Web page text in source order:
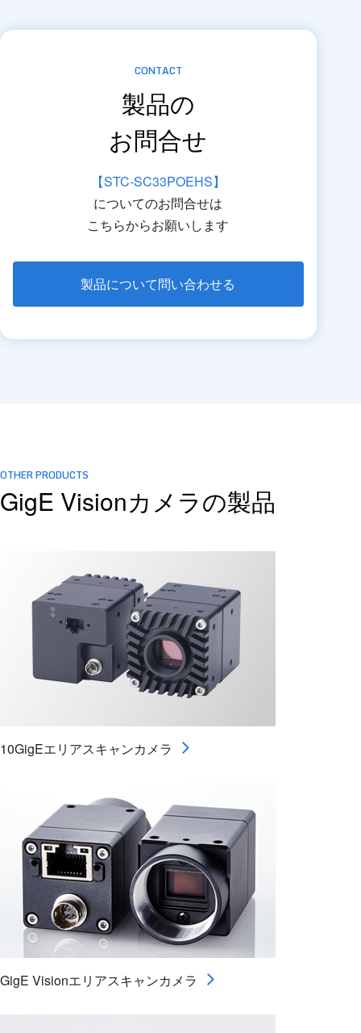
CONTACT
製品の
お問合せ
【STC-SC33POEHS】
についてのお問合せは
こちらからお願いします
製品について問い合わせる
OTHER PRODUCTS
GigE Visionカメラの製品
10GigEエリアスキャンカメラ
GigE Visionエリアスキャンカメラ